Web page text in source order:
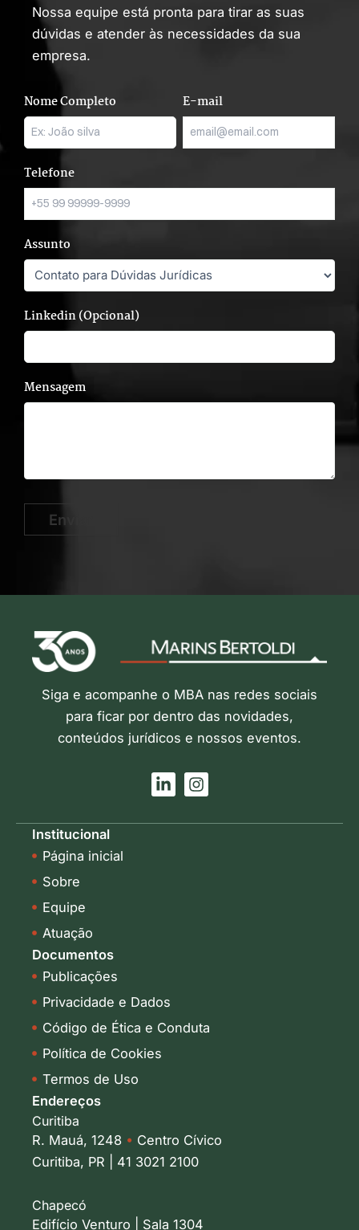
Nossa equipe está pronta para tirar as suas
dúvidas e atender às necessidades da sua
empresa.
Nome Completo E-mail
Telefone
Assunto
Linkedin (Opcional)
Mensagem
Enviar
Siga e acompanhe o MBA nas redes sociais
para ficar por dentro das novidades,
conteúdos jurídicos e nossos eventos.
L
i
k
I
n
t
Institucional
Página inicial
Sobre
Equipe
Atuação
Documentos
Publicações
Privacidade e Dados
Código de Ética e Conduta
Política de Cookies
Termos de Uso
Endereços
Curitiba
R. Mauá, 1248 • Centro Cívico
Curitiba, PR | 41 3021 2100
Chapecó
Edifício Venturo | Sala 1304